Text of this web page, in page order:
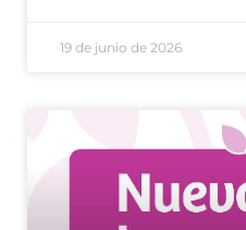
19 de junio de 2026